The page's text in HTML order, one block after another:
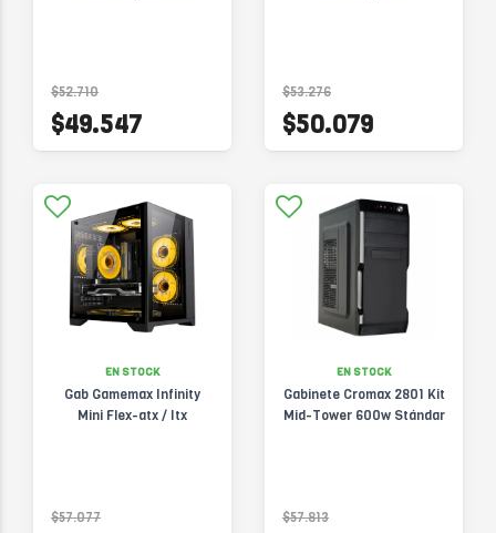
$52.710
$49.547
$53.276
$50.079
EN STOCK
Gab Gamemax Infinity
Mini Flex-atx / Itx
$57.077
EN STOCK
Gabinete Cromax 2801 Kit
Mid-Tower 600w Stándar
$57.813